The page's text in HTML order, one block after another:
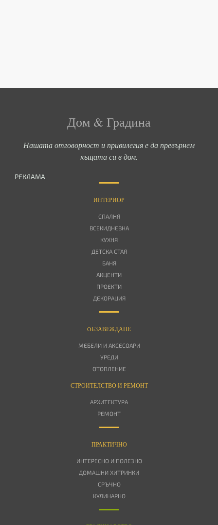
Дом & Градина
Нашата отговорност и привилегия е да превърнем
къщата си в дом.
РЕКЛАМА
ИНТЕРИОР
СПАЛНЯ
ВСЕКИДНЕВНА
КУХНЯ
ДЕТСКА СТАЯ
БАНЯ
АКЦЕНТИ
ПРОЕКТИ
ДЕКОРАЦИЯ
OБЗАВЕЖДАНЕ
МЕБЕЛИ И АКСЕСОАРИ
УРЕДИ
ОТОПЛЕНИЕ
СТРОИТЕЛСТВО И РЕМОНТ
АРХИТЕКТУРА
РЕМОНТ
ПРАКТИЧНО
ИНТЕРЕСНО И ПОЛЕЗНО
ДОМАШНИ ХИТРИНКИ
СРЪЧНО
КУЛИНАРНО